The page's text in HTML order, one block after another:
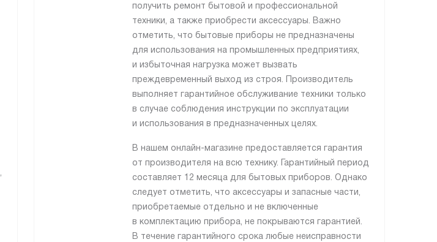
получить ремонт бытовой и профессиональной
техники, а также приобрести аксессуары. Важно
отметить, что бытовые приборы не предназначены
для использования на промышленных предприятиях,
и избыточная нагрузка может вызвать
преждевременный выход из строя. Производитель
выполняет гарантийное обслуживание техники только
в случае соблюдения инструкции по эксплуатации
и использования в предназначенных целях.
В нашем онлайн-магазине предоставляется гарантия
от производителя на всю технику. Гарантийный период
составляет 12 месяца для бытовых приборов. Однако
следует отметить, что аксессуары и запасные части,
приобретаемые отдельно и не включенные
в комплектацию прибора, не покрываются гарантией.
В течение гарантийного срока любые неисправности